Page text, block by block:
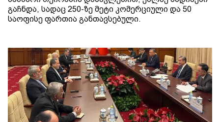
გაჩნდა, სადაც 250-ზე მეტი კომერციული და 50
საოფისე ფართია განთავსებული.